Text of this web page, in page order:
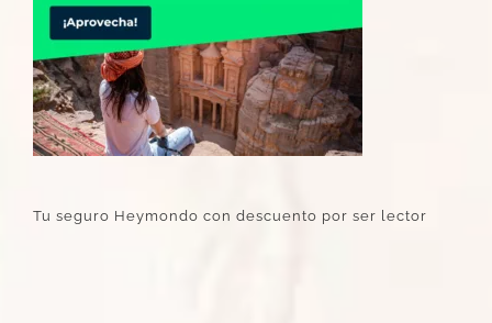
Tu seguro Heymondo con descuento por ser lector